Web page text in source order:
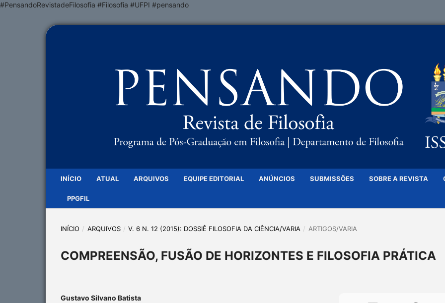
#PensandoRevistadeFilosofia #Filosofia #UFPI #pensando
INÍCIO ATUAL ARQUIVOS EQUIPE EDITORIAL ANÚNCIOS SUBMISSÕES SOBRE A REVISTA
PPGFIL
INÍCIO / ARQUIVOS / V. 6 N. 12 (2015): DOSSIÊ FILOSOFIA DA CIÊNCIA/VARIA / ARTIGOS/VARIA
COMPREENSÃO, FUSÃO DE HORIZONTES E FILOSOFIA PRÁTICA
Gustavo Silvano Batista